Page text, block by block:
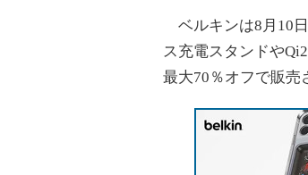
ベルキンは8月10日
ス充電スタンドや
最大70％オフで販売